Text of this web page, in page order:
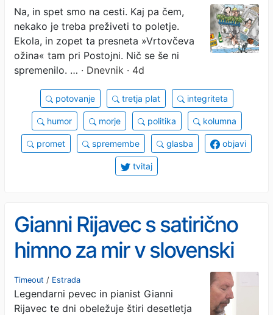
Na, in spet smo na cesti. Kaj pa čem,
nekako je treba preživeti to poletje.
Ekola, in zopet ta presneta »Vrtovčeva
ožina« tam pri Postojni. Nič se še ni
spremenilo. … · Dnevnik · 4d
potovanje tretja plat integriteta
humor morje politika kolumna
promet spremembe glasba objavi
tvitaj
Gianni Rijavec s satirično
himno za mir v slovenski
politiki
Timeout / Estrada
Legendarni pevec in pianist Gianni
Rijavec te dni obeležuje štiri desetletja